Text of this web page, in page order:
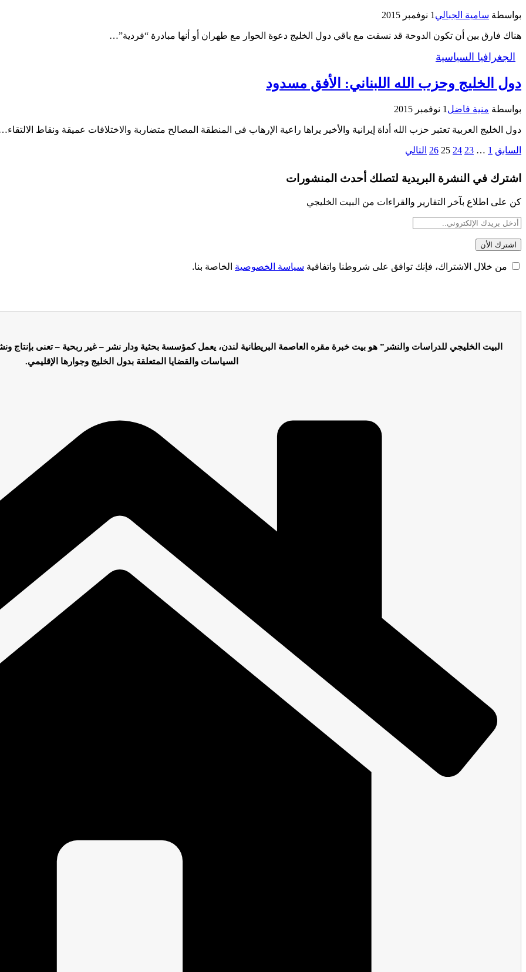
بواسطة سامية الجبالي 1 نوفمبر 2015
هناك فارق بين أن تكون الدوحة قد نسقت مع باقي دول الخليج دعوة الحوار مع طهران أو أنها مبادرة “فردية”…
الجغرافيا السياسية
دول الخليج وحزب الله اللبناني: الأفق مسدود
بواسطة منية فاضل 1 نوفمبر 2015
دول الخليج العربية تعتبر حزب الله أداة إيرانية والأخير يراها راعية الإرهاب في المنطقة المصالح متضاربة والاختلافات عميقة ونقاط
السابق 1
…
23
24
25
26 التالي
اشترك في النشرة البريدية لتصلك أحدث المنشورات
كن على اطلاع بآخر التقارير والقراءات من البيت الخليجي
من خلال الاشتراك، فإنك توافق على شروطنا واتفاقية سياسة الخصوصية الخاصة بنا.
البيت الخليجي للدراسات والنشر” هو بيت خبرة مقره العاصمة البريطانية لندن، يعمل كمؤسسة بحثية ودار نشر – غير ربحية –تعنى بإنتاج
السياسات والقضايا المتعلقة بدول الخليج وجوارها الإقليمي.